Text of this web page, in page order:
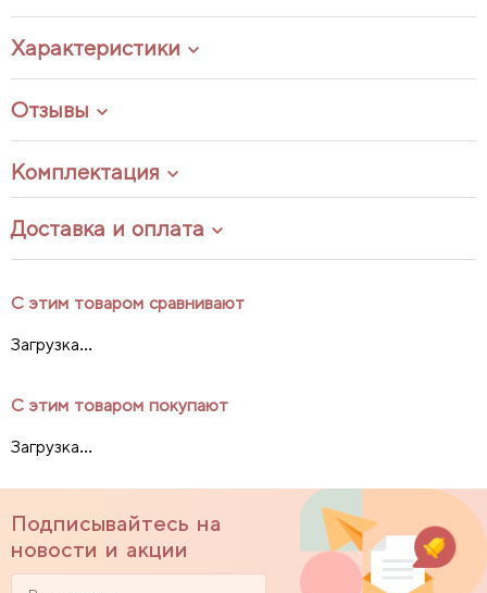
Характеристики
Отзывы
Комплектация
Доставка и оплата
С этим товаром сравнивают
Загрузка...
С этим товаром покупают
Загрузка...
Подписывайтесь на
новости и акции